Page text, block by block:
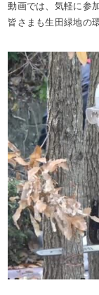
動画では、気軽に参
皆さまも生田緑地の